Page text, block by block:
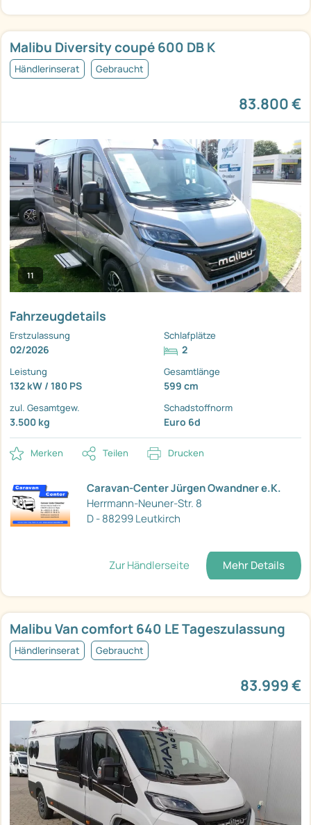
Malibu Diversity coupé 600 DB K
Händlerinserat Gebraucht
83.800 €
11
Fahrzeugdetails
Erstzulassung
02/2026
Schlafplätze
2
Leistung
132 kW / 180 PS
Gesamtlänge
599 cm
zul. Gesamtgew.
3.500 kg
Schadstoffnorm
Euro 6d
Merken Teilen Drucken
Caravan-Center Jürgen Owandner e.K.
Herrmann-Neuner-Str. 8
D - 88299 Leutkirch
Zur Händlerseite Mehr Details
Malibu Van comfort 640 LE Tageszulassung
Händlerinserat Gebraucht
83.999 €